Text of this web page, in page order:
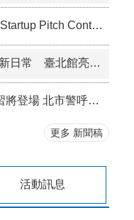
國76組新創報名創新高 10月來台參加 Demo Day
亮相高齡健康產業博覽會
行查看及截圖保存防空避難設施位置
更多 新聞稿
活動訊息